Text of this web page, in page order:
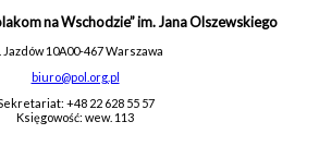
na Wschodzie” im. Jana Olszewskiego
Jazdów 10A00-467 Warszawa
biuro@pol.org.pl
+48 22 628 55 57
Księgowość: wew. 113